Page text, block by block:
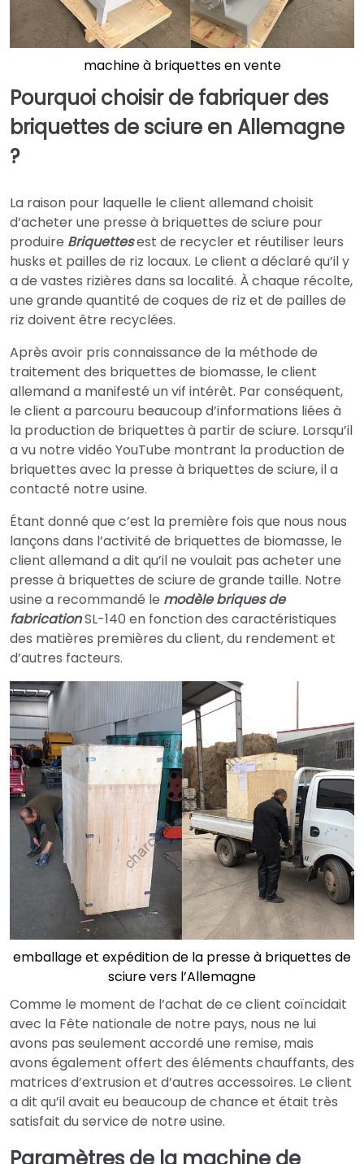
machine à briquettes en vente
Pourquoi choisir de fabriquer des
briquettes de sciure en Allemagne
?
La raison pour laquelle le client allemand choisit
d’acheter une presse à briquettes de sciure pour
produire Briquettesest de recycler et réutiliser leurs
husks et pailles de riz locaux. Le client a déclaré qu’il y
a de vastes rizières dans sa localité. À chaque récolte,
une grande quantité de coques de riz et de pailles de
riz doivent être recyclées.
Après avoir pris connaissance de la méthode de
traitement des briquettes de biomasse, le client
allemand a manifesté un vif intérêt. Par conséquent,
le client a parcouru beaucoup d’informations liées à
la production de briquettes à partir de sciure. Lorsqu’il
a vu notre vidéo YouTube montrant la production de
briquettes avec la presse à briquettes de sciure, il a
contacté notre usine.
Étant donné que c’est la première fois que nous nous
lançons dans l’activité de briquettes de biomasse, le
client allemand a dit qu’il ne voulait pas acheter une
presse à briquettes de sciure de grande taille. Notre
usine a recommandé le modèle briques de
fabricationSL-140 en fonction des caractéristiques
des matières premières du client, du rendement et
d’autres facteurs.
emballage et expédition de la presse à briquettes de
sciure vers l’Allemagne
Comme le moment de l’achat de ce client coïncidait
avec la Fête nationale de notre pays, nous ne lui
avons pas seulement accordé une remise, mais
avons également offert des éléments chauffants, des
matrices d’extrusion et d’autres accessoires. Le client
a dit qu’il avait eu beaucoup de chance et était très
satisfait du service de notre usine.